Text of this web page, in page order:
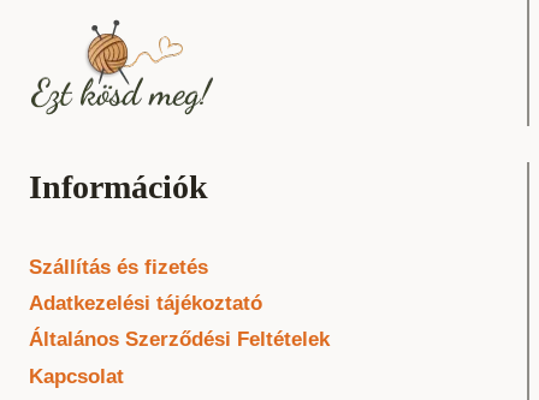
Információk
Szállítás és fizetés
Adatkezelési tájékoztató
Általános Szerződési Feltételek
Kapcsolat